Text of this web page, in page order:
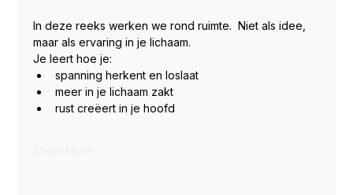
In deze reeks werken we rond ruimte.  Niet als idee,
maar als ervaring in je lichaam.
Je leert hoe je:
spanning herkent en loslaat
meer in je lichaam zakt
rust creëert in je hoofd